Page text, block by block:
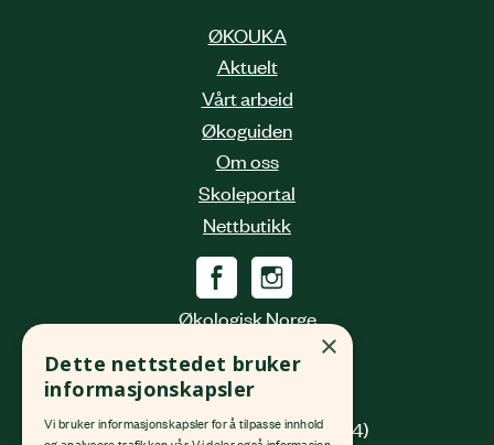
ØKOUKA
Aktuelt
Vårt arbeid
Økoguiden
Om oss
Skoleportal
Nettbutikk
Økologisk Norge
0190 Oslo
(innkjøring fra Platous gate 14)
×
Dette nettstedet bruker
informasjonskapsler
Vi bruker informasjonskapsler for å tilpasse innhold